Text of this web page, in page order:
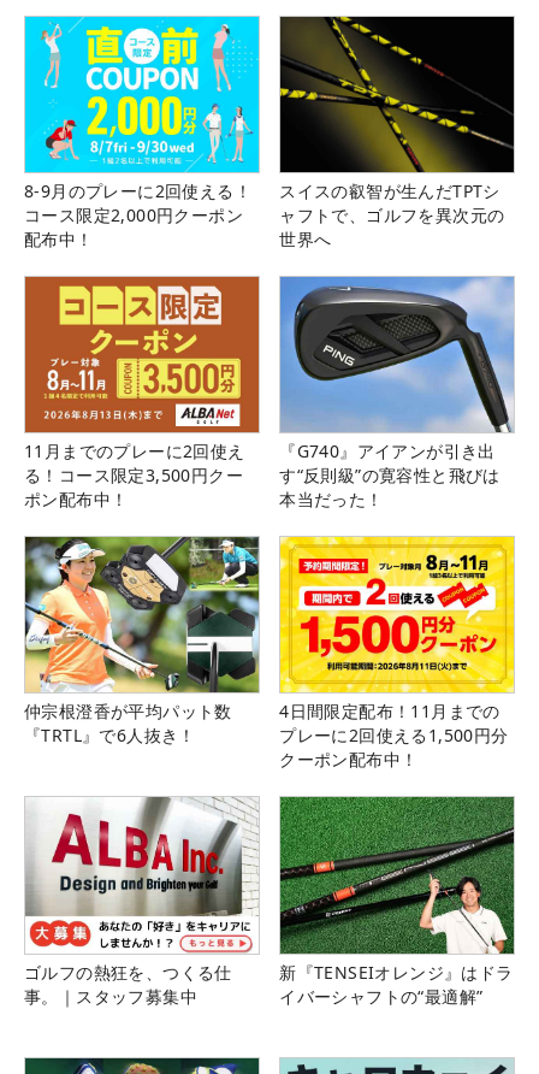
8-9月のプレーに2回使える！
コース限定2,000円クーポン
配布中！
スイスの叡智が生んだTPTシ
ャフトで、ゴルフを異次元の
世界へ
11月までのプレーに2回使え
る！コース限定3,500円クー
ポン配布中！
『G740』アイアンが引き出
す“反則級”の寛容性と飛びは
本当だった！
仲宗根澄香が平均パット数
『TRTL』で6人抜き！
4日間限定配布！11月までの
プレーに2回使える1,500円分
クーポン配布中！
ゴルフの熱狂を、つくる仕
事。｜スタッフ募集中
新『TENSEIオレンジ』はドラ
イバーシャフトの“最適解”